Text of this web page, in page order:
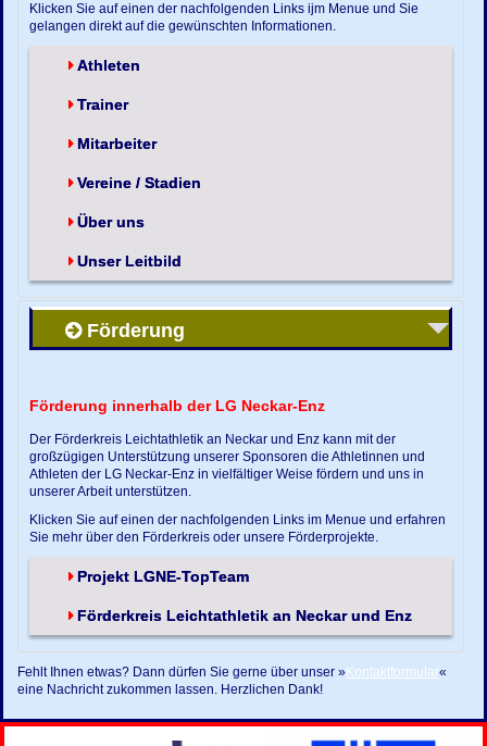
Klicken Sie auf einen der nachfolgenden Links ijm Menue und Sie
gelangen direkt auf die gewünschten Informationen.
Athleten
Trainer
Mitarbeiter
Vereine / Stadien
Über uns
Unser Leitbild
Förderung
Förderung innerhalb der LG Neckar-Enz
Der Förderkreis Leichtathletik an Neckar und Enz kann mit der
großzügigen Unterstützung unserer Sponsoren die Athletinnen und
Athleten der LG Neckar-Enz in vielfältiger Weise fördern und uns in
unserer Arbeit unterstützen.
Klicken Sie auf einen der nachfolgenden Links im Menue und erfahren
Sie mehr über den Förderkreis oder unsere Förderprojekte.
Projekt LGNE-TopTeam
Förderkreis Leichtathletik an Neckar und Enz
Fehlt Ihnen etwas? Dann dürfen Sie gerne über unser »Kontaktformular«
eine Nachricht zukommen lassen. Herzlichen Dank!